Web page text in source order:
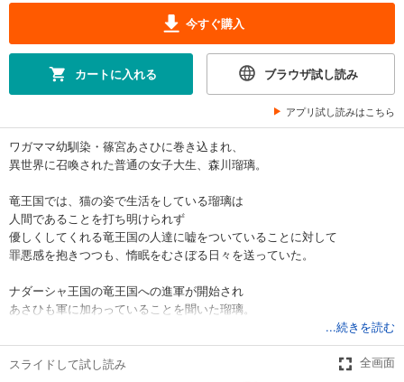
今すぐ購入
カートに入れる ブラウザ試し読み
アプリ試し読みはこちら
ワガママ幼馴染・篠宮あさひに巻き込まれ、
異世界に召喚された普通の女子大生、森川瑠璃。
竜王国では、猫の姿で生活をしている瑠璃は
人間であることを打ち明けられず
優しくしてくれる竜王国の人達に嘘をついていることに対して
罪悪感を抱きつつも、惰眠をむさぼる日々を送っていた。
ナダーシャ王国の竜王国への進軍が開始され
あさひも軍に加わっていることを聞いた瑠璃。
そこで見たあさひは――。
...続きを読む
スライドして試し読み 全画面